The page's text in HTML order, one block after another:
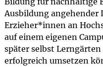
Ausbildung angehender
Erzieher*innen an
auf einem eigenen
später selbst
erfolgreich umsetzen